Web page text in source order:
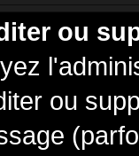
ou
ou